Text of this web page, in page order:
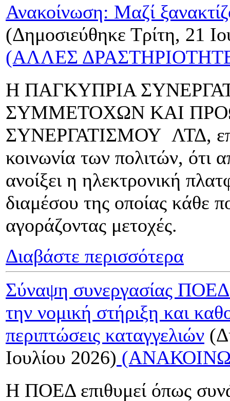
Ανακοίνωση: Μαζί
(Δημοσιεύθηκε Τρίτη, 21
(ΑΛΛΕΣ
Η ΠΑΓΚΥΠΡΙΑ
ΣΥΜΜΕΤΟΧΩΝ ΚΑΙ
ΣΥΝΕΡΓΑΤΙΣΜΟΥ ΛΤΔ,
κοινωνία των πολιτών, ότι
ανοίξει η ηλεκτρονική
διαμέσου της οποίας κάθε
αγοράζοντας μετοχές.
Διαβάστε περισσότερα
Σύναψη συνεργασίας ΠΟΕΔ
την νομική στήριξη και
περιπτώσεις καταγγελιών
Ιουλίου 2026)
Η ΠΟΕΔ επιθυμεί όπως